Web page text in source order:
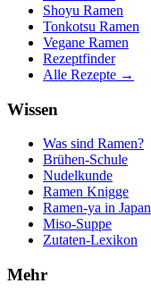
Shoyu Ramen
Tonkotsu Ramen
Vegane Ramen
Rezeptfinder
Alle Rezepte →
Wissen
Was sind Ramen?
Brühen-Schule
Nudelkunde
Ramen Knigge
Ramen-ya in Japan
Miso-Suppe
Zutaten-Lexikon
Mehr